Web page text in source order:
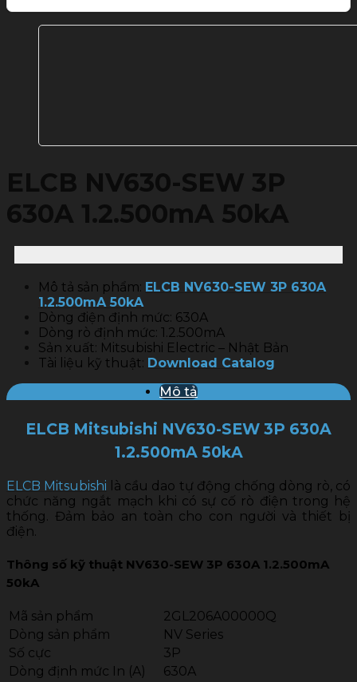
ELCB NV630-SEW 3P
630A 1.2.500mA 50kA
Mô tả sản phẩm: ELCB NV630-SEW 3P 630A
1.2.500mA 50kA
Dòng điện định mức: 630A
Dòng rò định mức: 1.2.500mA
Sản xuất: Mitsubishi Electric – Nhật Bản
Tài liệu kỹ thuật: Download Catalog
Mô tả
ELCB Mitsubishi NV630-SEW 3P 630A
1.2.500mA 50kA
ELCB Mitsubishi là cầu dao tự động chống dòng rò, có
chức năng ngắt mạch khi có sự cố rò điện trong hệ
thống. Đảm bảo an toàn cho con người và thiết bị
điện.
Thông số kỹ thuật NV630-SEW 3P 630A 1.2.500mA
50kA
Mã sản phẩm
2GL206A00000Q
Dòng sản phẩm
NV Series
Số cực
3P
Dòng định mức In (A)
630A